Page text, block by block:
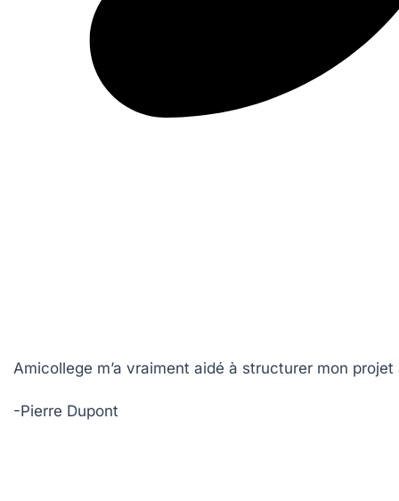
Amicollege m’a vraiment aidé à structurer mon
-Pierre Dupont